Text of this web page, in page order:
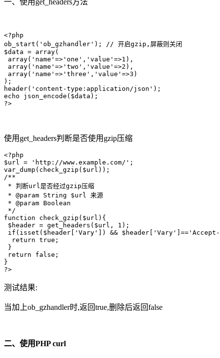
<?php
ob_start('ob_gzhandler'); // 开启gzip,屏蔽则关闭
$data = array(
array('name'=>'one','value'=>1),
array('name'=>'two','value'=>2),
array('name'=>'three','value'=>3)
);
header('content-type:application/json');
echo json_encode($data);
?>
使用get_headers判断是否使用gzip压缩
<?php
$url = 'http://www.example.com/';
var_dump(check_gzip($url));
/**
* 判断url是否经过gzip压缩
* @param String $url 来源
* @param Boolean
*/
function check_gzip($url){
$header = get_headers($url, 1);
if(isset($header['Vary']) &&
return true;
}
return false;
}
?>
测试结果:
当加上ob_gzhandler时,返回true,删除后返回false
二、使用PHP curl